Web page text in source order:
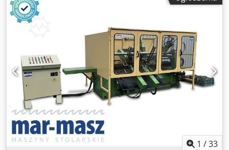
Rozstaw między centrami: 1300 mm - Wysokość między
centrami: 250 mm Dsdpfx Aezrx Saeagjkr - Silnik: 1,4 kW
1 /33